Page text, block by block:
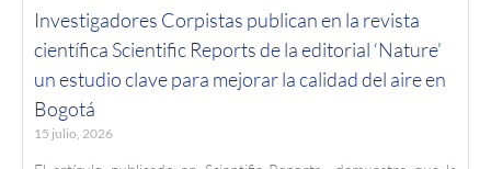
Investigadores Corpistas publican en la revista
científica Scientific Reports de la editorial ‘Nature’
un estudio clave para mejorar la calidad del aire en
Bogotá
15 julio, 2026